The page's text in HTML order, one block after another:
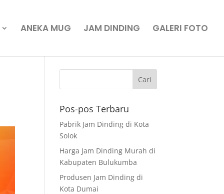
ANEKA MUG JAM DINDING GALERI FOTO
Pos-pos Terbaru
Pabrik Jam Dinding di Kota
Solok
Harga Jam Dinding Murah di
Kabupaten Bulukumba
Produsen Jam Dinding di
Kota Dumai